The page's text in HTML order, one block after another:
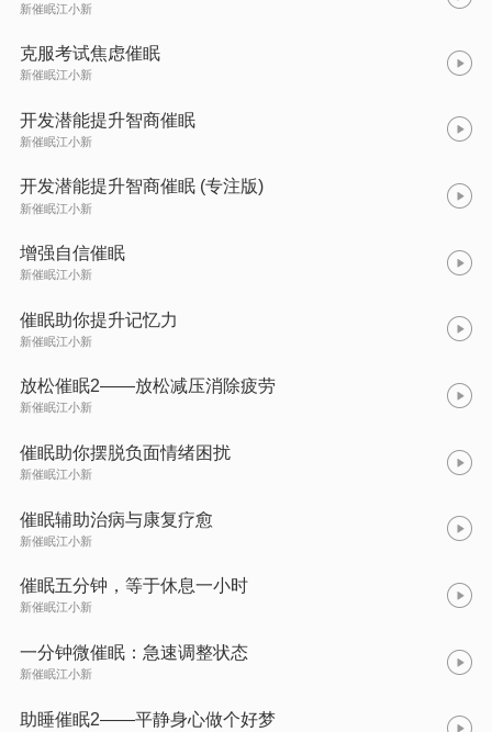
新催眠江小新
克服考试焦虑催眠
新催眠江小新
开发潜能提升智商催眠
新催眠江小新
开发潜能提升智商催眠 (专注版)
新催眠江小新
增强自信催眠
新催眠江小新
催眠助你提升记忆力
新催眠江小新
放松催眠2——放松减压消除疲劳
新催眠江小新
催眠助你摆脱负面情绪困扰
新催眠江小新
催眠辅助治病与康复疗愈
新催眠江小新
催眠五分钟，等于休息一小时
新催眠江小新
一分钟微催眠：急速调整状态
新催眠江小新
助睡催眠2——平静身心做个好梦